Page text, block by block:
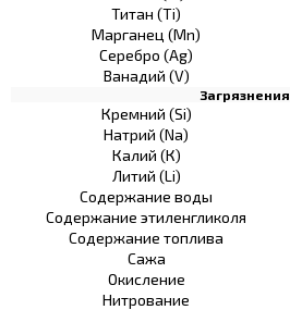
Титан (Ti)
Марганец (Mn)
Серебро (Ag)
Ванадий (V)
Загрязнения
Кремний (Si)
Натрий (Na)
Калий (К)
Литий (Li)
Содержание воды
Содержание этиленгликоля
Содержание топлива
Сажа
Окисление
Нитрование